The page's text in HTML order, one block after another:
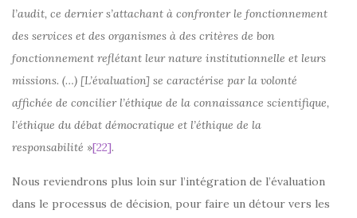
l’audit, ce dernier s’attachant à confronter le fonctionnement
des services et des organismes à des critères de bon
fonctionnement reflétant leur nature institutionnelle et leurs
missions. (…) [L’évaluation] se caractérise par la volonté
affichée de concilier l’éthique de la connaissance scientifique,
l’éthique du débat démocratique et l’éthique de la
responsabilité »[22].
Nous reviendrons plus loin sur l’intégration de l’évaluation
dans le processus de décision, pour faire un détour vers les